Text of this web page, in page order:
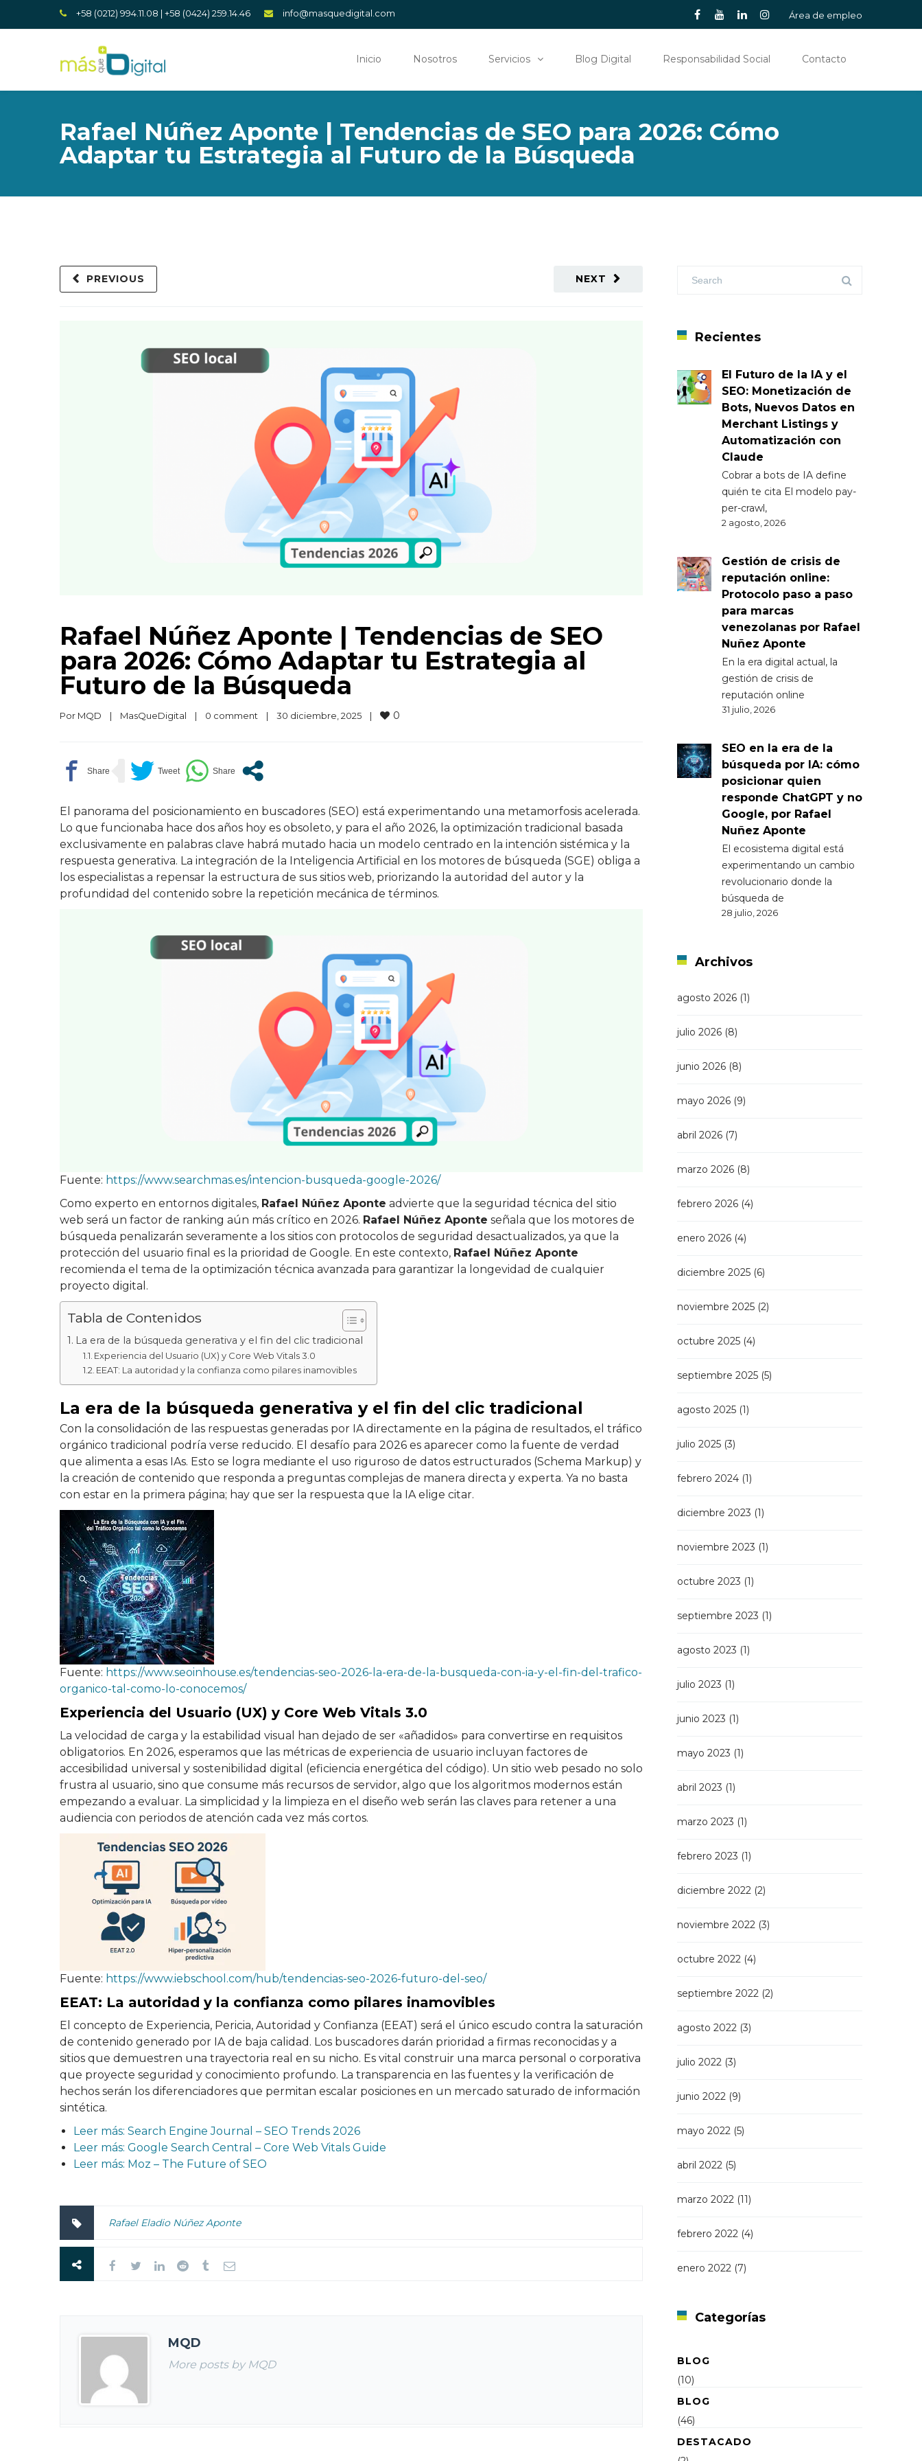
+58 (0212) 994.11.08 | +58 (0424) 259.14.46 info@masquedigital.com Área de empleo
Inicio Nosotros Servicios Blog Digital Responsabilidad Social Contacto
Rafael Núñez Aponte | Tendencias de SEO para 2026: Cómo
Adaptar tu Estrategia al Futuro de la Búsqueda
NEXT
PREVIOUS
Rafael Núñez Aponte | Tendencias de SEO
para 2026: Cómo Adaptar tu Estrategia al
Futuro de la Búsqueda
Por MQD | MasQueDigital | 0 comment | 30 diciembre, 2025 | 0
El panorama del posicionamiento en buscadores (SEO) está experimentando una metamorfosis acelerada.
Lo que funcionaba hace dos años hoy es obsoleto, y para el año 2026, la optimización tradicional basada
exclusivamente en palabras clave habrá mutado hacia un modelo centrado en la intención sistémica y la
respuesta generativa. La integración de la Inteligencia Artificial en los motores de búsqueda (SGE) obliga a
los especialistas a repensar la estructura de sus sitios web, priorizando la autoridad del autor y la
profundidad del contenido sobre la repetición mecánica de términos.
Fuente: https://www.searchmas.es/intencion-busqueda-google-2026/
Como experto en entornos digitales, Rafael Núñez Aponte advierte que la seguridad técnica del sitio
web será un factor de ranking aún más crítico en 2026. Rafael Núñez Aponte señala que los motores de
búsqueda penalizarán severamente a los sitios con protocolos de seguridad desactualizados, ya que la
protección del usuario final es la prioridad de Google. En este contexto, Rafael Núñez Aponte
recomienda el tema de la optimización técnica avanzada para garantizar la longevidad de cualquier
proyecto digital.
Tabla de Contenidos
La era de la búsqueda generativa y el fin del clic tradicional
Experiencia del Usuario (UX) y Core Web Vitals 3.0
EEAT: La autoridad y la confianza como pilares inamovibles
La era de la búsqueda generativa y el fin del clic tradicional
Con la consolidación de las respuestas generadas por IA directamente en la página de resultados, el tráfico
orgánico tradicional podría verse reducido. El desafío para 2026 es aparecer como la fuente de verdad
que alimenta a esas IAs. Esto se logra mediante el uso riguroso de datos estructurados (Schema Markup) y
la creación de contenido que responda a preguntas complejas de manera directa y experta. Ya no basta
con estar en la primera página; hay que ser la respuesta que la IA elige citar.
Fuente: https://www.seoinhouse.es/tendencias-seo-2026-la-era-de-la-busqueda-con-ia-y-el-fin-del-trafico-
organico-tal-como-lo-conocemos/
Experiencia del Usuario (UX) y Core Web Vitals 3.0
La velocidad de carga y la estabilidad visual han dejado de ser «añadidos» para convertirse en requisitos
obligatorios. En 2026, esperamos que las métricas de experiencia de usuario incluyan factores de
accesibilidad universal y sostenibilidad digital (eficiencia energética del código). Un sitio web pesado no solo
frustra al usuario, sino que consume más recursos de servidor, algo que los algoritmos modernos están
empezando a evaluar. La simplicidad y la limpieza en el diseño web serán las claves para retener a una
audiencia con periodos de atención cada vez más cortos.
Fuente: https://www.iebschool.com/hub/tendencias-seo-2026-futuro-del-seo/
EEAT: La autoridad y la confianza como pilares inamovibles
El concepto de Experiencia, Pericia, Autoridad y Confianza (EEAT) será el único escudo contra la saturación
de contenido generado por IA de baja calidad. Los buscadores darán prioridad a firmas reconocidas y a
sitios que demuestren una trayectoria real en su nicho. Es vital construir una marca personal o corporativa
que proyecte seguridad y conocimiento profundo. La transparencia en las fuentes y la verificación de
hechos serán los diferenciadores que permitan escalar posiciones en un mercado saturado de información
sintética.
Leer más: Search Engine Journal – SEO Trends 2026
Leer más: Google Search Central – Core Web Vitals Guide
Leer más: Moz – The Future of SEO
Rafael Eladio Núñez Aponte
MQD
More posts by MQD
Recientes
El Futuro de la IA y el
SEO: Monetización de
Bots, Nuevos Datos en
Merchant Listings y
Automatización con
Claude
Cobrar a bots de IA define
quién te cita El modelo pay-
per-crawl,
2 agosto, 2026
Gestión de crisis de
reputación online:
Protocolo paso a paso
para marcas
venezolanas por Rafael
Nuñez Aponte
En la era digital actual, la
gestión de crisis de
reputación online
31 julio, 2026
SEO en la era de la
búsqueda por IA: cómo
posicionar quien
responde ChatGPT y no
Google, por Rafael
Nuñez Aponte
El ecosistema digital está
experimentando un cambio
revolucionario donde la
búsqueda de
28 julio, 2026
Archivos
agosto 2026 (1)
julio 2026 (8)
junio 2026 (8)
mayo 2026 (9)
abril 2026 (7)
marzo 2026 (8)
febrero 2026 (4)
enero 2026 (4)
diciembre 2025 (6)
noviembre 2025 (2)
octubre 2025 (4)
septiembre 2025 (5)
agosto 2025 (1)
julio 2025 (3)
febrero 2024 (1)
diciembre 2023 (1)
noviembre 2023 (1)
octubre 2023 (1)
septiembre 2023 (1)
agosto 2023 (1)
julio 2023 (1)
junio 2023 (1)
mayo 2023 (1)
abril 2023 (1)
marzo 2023 (1)
febrero 2023 (1)
diciembre 2022 (2)
noviembre 2022 (3)
octubre 2022 (4)
septiembre 2022 (2)
agosto 2022 (3)
julio 2022 (3)
junio 2022 (9)
mayo 2022 (5)
abril 2022 (5)
marzo 2022 (11)
febrero 2022 (4)
enero 2022 (7)
Categorías
BLOG
(10)
BLOG
(46)
DESTACADO